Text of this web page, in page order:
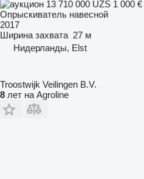
13 710 000 UZS 1 000 €
Опрыскиватель навесной
2017
Ширина захвата 27 м
Нидерланды, Elst
Troostwijk Veilingen B.V.
8 лет на Agroline